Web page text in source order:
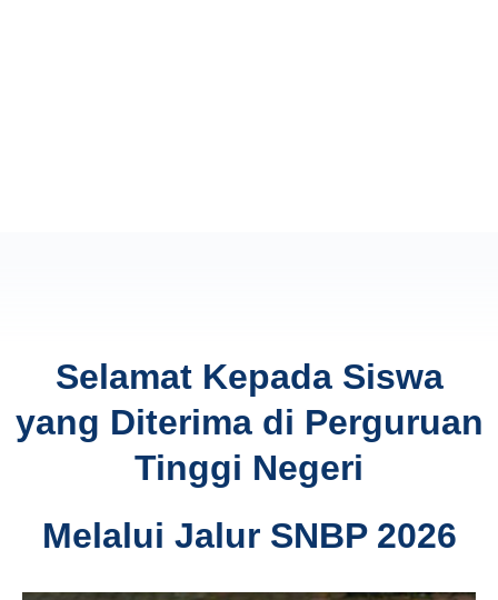
Selamat Kepada Siswa
yang Diterima di Perguruan
Tinggi Negeri
Melalui Jalur SNBP 2026